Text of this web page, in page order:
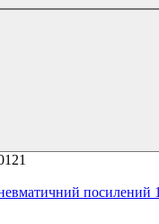
посилений